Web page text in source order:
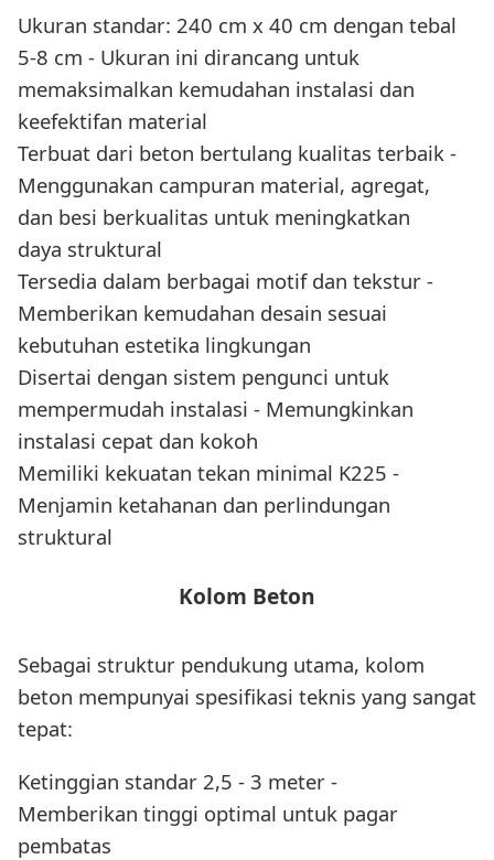
Ukuran standar: 240 cm x 40 cm dengan tebal
5-8 cm - Ukuran ini dirancang untuk
memaksimalkan kemudahan instalasi dan
keefektifan material
Terbuat dari beton bertulang kualitas terbaik -
Menggunakan campuran material, agregat,
dan besi berkualitas untuk meningkatkan
daya struktural
Tersedia dalam berbagai motif dan tekstur -
Memberikan kemudahan desain sesuai
kebutuhan estetika lingkungan
Disertai dengan sistem pengunci untuk
mempermudah instalasi - Memungkinkan
instalasi cepat dan kokoh
Memiliki kekuatan tekan minimal K225 -
Menjamin ketahanan dan perlindungan
struktural
Kolom Beton
Sebagai struktur pendukung utama, kolom
beton mempunyai spesifikasi teknis yang sangat
tepat:
Ketinggian standar 2,5 - 3 meter -
Memberikan tinggi optimal untuk pagar
pembatas